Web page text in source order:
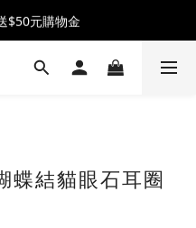
奶油泡芙化妝包 ♡
$50元購物金
奶油泡芙化妝包 ♡
蝶結貓眼石耳圈